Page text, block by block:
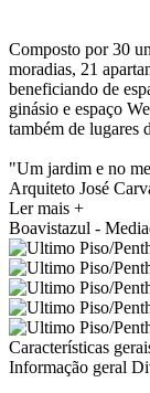
Composto por 30
moradias, 21
beneficiando de
ginásio e espaço
também de lugares
"Um jardim e no
Arquiteto José
Ler mais +
Boavistazul -
Características
Informação geral